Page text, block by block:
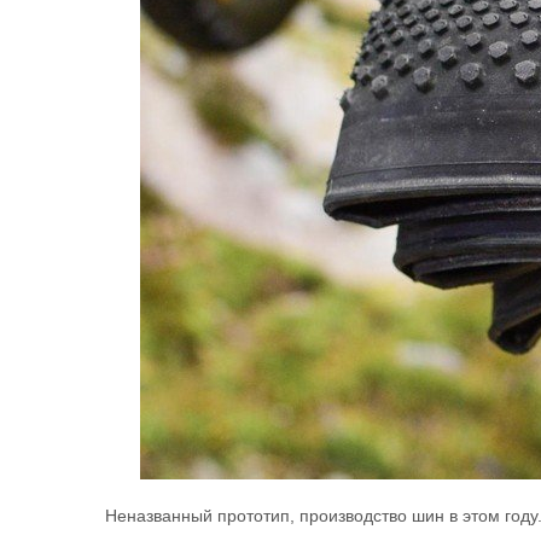
Неназванный прототип, производство шин в этом году.